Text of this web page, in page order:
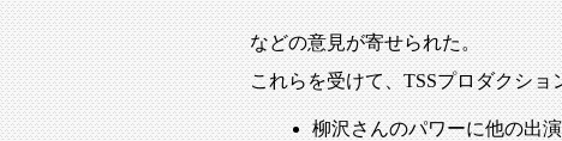
などの意見が寄せられた。
これらを受けて、TSSプロダクシ
柳沢さんのパワーに他の出